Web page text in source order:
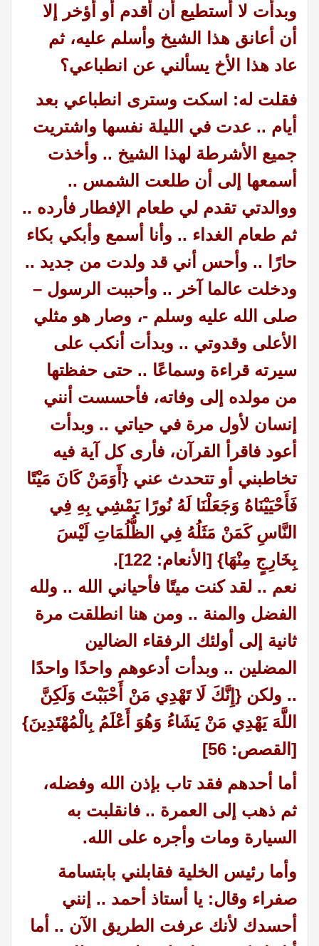
وبدأت لا أستطيع أن أقدم أو أؤخر إلا
أن أعانق هذا الشيخ وأسلم عليه، ثم
عاد هذا الأخ يسألني عن انطباعي؟
فقلت له: اسكت وسترى انطباعي بعد
أيام .. عدت في الليلة نفسها واشتريت
جميع الأشرطة لهذا الشيخ .. وأخذت
أسمعها إلى أن طلعت الشمس ..
ووالدتي تقدم لي طعام الإفطار فأرده ..
ثم طعام الغداء .. وأنا أسمع وأبكي بكاء
حارًا .. وأحس أني قد ولدت من جديد ..
ودخلت عالما آخر .. وأحببت الرسول –
صلى الله عليه وسلم -، وصار هو مثلي
الأعلى وقدوتي .. وبدأت أنكب على
سيرته قراءة وسماعًا .. حتى حفظتها
من مولده إلى وفاته، فأحسست أنني
إنسان لأول مرة في حياتي .. وبدأت
أعود فاقرأ القرآن، فأرى كل آية فيه
تخاطبني أو تتحدث عني {أَوَمَنْ كَانَ مَيْتًا
فَأَحْيَيْنَاهُ وَجَعَلْنَا لَهُ نُورًا يَمْشِي بِهِ فِي
النَّاسِ كَمَنْ مَثَلُهُ فِي الظُّلُمَاتِ لَيْسَ
بِخَارِجٍ مِنْهَا} [الأنعام: 122].
نعم .. لقد كنت ميتًا فأحياني الله .. ولله
الفضل والمنة .. ومن هنا انطلقت مرة
ثانية إلى أولئك الرفقاء الضالين
المضلين .. وبدأت أدعوهم واحدًا واحدًا
.. ولكن {إِنَّكَ لَا تَهْدِي مَنْ أَحْبَبْتَ وَلَكِنَّ
اللَّهَ يَهْدِي مَنْ يَشَاءُ وَهُوَ أَعْلَمُ بِالْمُهْتَدِينَ}
[القصص: 56]
أما أحدهم فقد تاب بإذن الله وفضله،
ثم ذهب إلى العمرة .. فانقلبت به
السيارة ومات وأجره على الله.
وأما رئيس الخلية فقابلني بابتسامة
صفراء وقال: يا أستاذ أحمد .. إنني
أحسدك لأنك عرفت الطريق الآن .. أما